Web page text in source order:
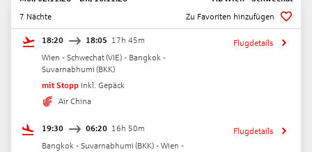
7 Nächte
Zu Favoriten hinzufügen
18:20 18:05 17h 45m
Wien - Schwechat(VIE) - Bangkok -
Suvarnabhumi (BKK)
mit Stopp Inkl. Gepäck
Air China
Flugdetails
19:30 06:20 16h 50m
Bangkok - Suvarnabhumi (BKK) - Wien -
Flugdetails